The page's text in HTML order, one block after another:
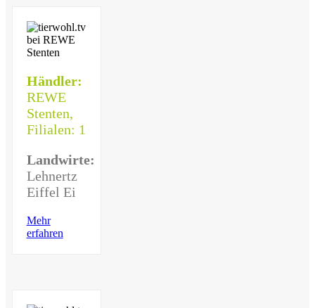
Händler:
REWE
Stenten,
Filialen: 1
Landwirte:
Lehnertz
Eiffel Ei
Mehr
erfahren